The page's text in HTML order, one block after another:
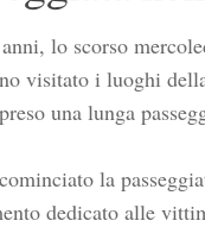
lo scorso
visitato i luoghi
una lunga
la
dedicato alle